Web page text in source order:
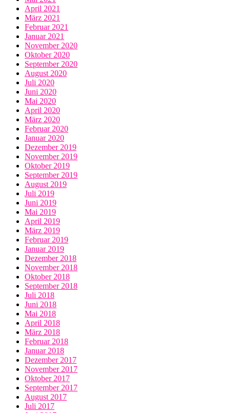
April 2021
März 2021
Februar 2021
Januar 2021
November 2020
Oktober 2020
September 2020
August 2020
Juli 2020
Juni 2020
Mai 2020
April 2020
März 2020
Februar 2020
Januar 2020
Dezember 2019
November 2019
Oktober 2019
September 2019
August 2019
Juli 2019
Juni 2019
Mai 2019
April 2019
März 2019
Februar 2019
Januar 2019
Dezember 2018
November 2018
Oktober 2018
September 2018
Juli 2018
Juni 2018
Mai 2018
April 2018
März 2018
Februar 2018
Januar 2018
Dezember 2017
November 2017
Oktober 2017
September 2017
August 2017
Juli 2017